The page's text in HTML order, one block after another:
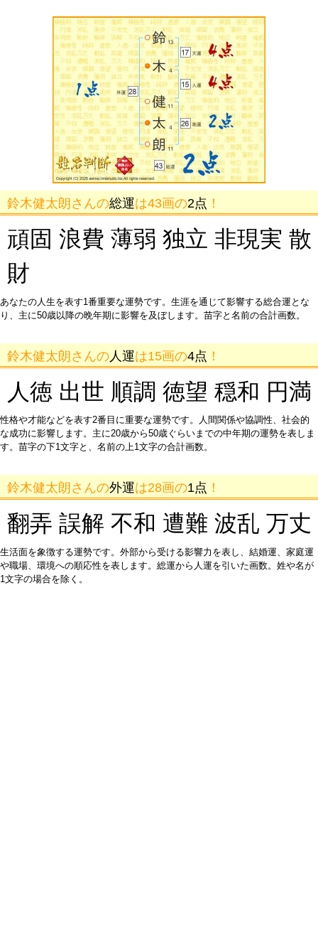
鈴木健太朗さんの総運は43画の2点 ！
頑固 浪費 薄弱 独立 非現実 散
財
あなたの人生を表す1番重要な運勢です。生涯を通じて影響する総合運とな
り、主に50歳以降の晩年期に影響を及ぼします。苗字と名前の合計画数。
鈴木健太朗さんの 人運は15画の4点 ！
人徳 出世 順調 徳望 穏和 円満
性格や才能などを表す2番目に重要な運勢です。人間関係や協調性、社会的
な成功に影響します。主に20歳から50歳ぐらいまでの中年期の運勢を表しま
す。苗字の下1文字と、名前の上1文字の合計画数。
鈴木健太朗さんの外運は28画の1点 ！
翻弄 誤解 不和 遭難 波乱 万丈
生活面を象徴する運勢です。外部から受ける影響力を表し、結婚運、家庭運
や職場、環境への順応性を表します。総運から人運を引いた画数。姓や名が
1文字の場合を除く。